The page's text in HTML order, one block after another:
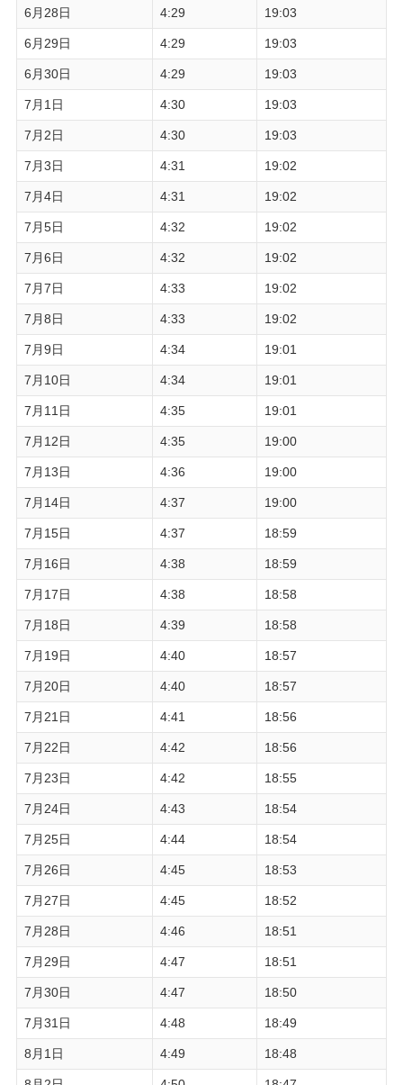
6月28日 4:29 19:03
6月29日 4:29 19:03
6月30日 4:29 19:03
7月1日 4:30 19:03
7月2日 4:30 19:03
7月3日 4:31 19:02
7月4日 4:31 19:02
7月5日 4:32 19:02
7月6日 4:32 19:02
7月7日 4:33 19:02
7月8日 4:33 19:02
7月9日 4:34 19:01
7月10日 4:34 19:01
7月11日 4:35 19:01
7月12日 4:35 19:00
7月13日 4:36 19:00
7月14日 4:37 19:00
7月15日 4:37 18:59
7月16日 4:38 18:59
7月17日 4:38 18:58
7月18日 4:39 18:58
7月19日 4:40 18:57
7月20日 4:40 18:57
7月21日 4:41 18:56
7月22日 4:42 18:56
7月23日 4:42 18:55
7月24日 4:43 18:54
7月25日 4:44 18:54
7月26日 4:45 18:53
7月27日 4:45 18:52
7月28日 4:46 18:51
7月29日 4:47 18:51
7月30日 4:47 18:50
7月31日 4:48 18:49
8月1日 4:49 18:48